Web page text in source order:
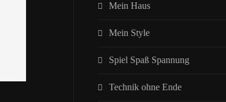
Mein Haus
Mein Style
Spiel Spaß Spannung
Technik ohne Ende